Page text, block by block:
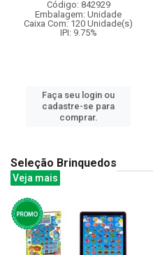
Código: 842929
Embalagem: Unidade
Caixa Com: 120 Unidade(s)
IPI: 9.75%
Faça seu login ou
cadastre-se para
comprar.
Seleção Brinquedos
Veja mais